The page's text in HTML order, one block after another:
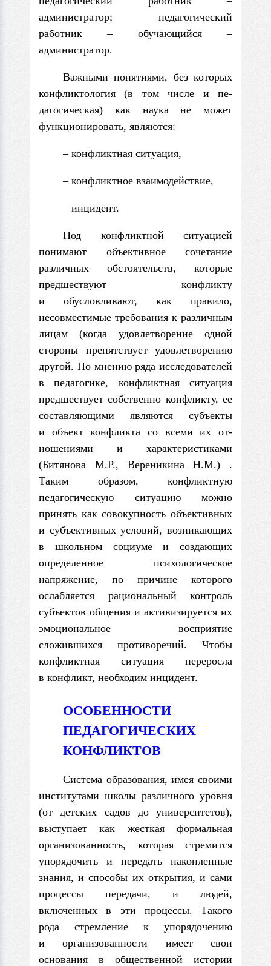
администратор; педагогический
работник – обучающийся –
администратор.
Важными понятиями, без которых
конфликтология (в том числе и пе­
дагогическая) как наука не может
функционировать, являются:
– конфликтная ситуация,
– конфликтное взаимодействие,
– инцидент.
Под конфликтной ситуацией
понимают объективное сочетание
различных обстоятельств, которые
предшествуют конфликту
и обусловливают, как прави­ло,
несовместимые требования к различным
лицам (когда удовлетворение одной
стороны препятствует удовлетворению
другой. По мнению ряда исследовате­лей
в педагогике, конфликтная ситуация
предшествует собственно конфликту, ее
составляющими являются субъекты
и объект конфликта со всеми их от­
ношениями и характеристиками
(Битянова М.Р., Вереникина Н.М.) .
Таким образом, конфликтную
педагогическую ситуацию можно
принять как совокуп­ность объективных
и субъективных условий, возникающих
в школьном социуме и создающих
определенное психологическое
напряжение, по причине которого
ослабляется рациональный контроль
субъектов общения и активизируется их
эмоциональное восприятие
сложившихся противоречий. Чтобы
конфликтная ситуация переросла
в конфликт, необходим инцидент.
ОСОБЕННОСТИ
ПЕДАГОГИЧЕСКИХ
КОНФЛИКТОВ
Система образования, имея своими
институтами школы различного уровня
(от детских садов до университетов),
выступает как жесткая формальная
организованность, которая стремится
упорядочить и передать накопленные
знания, и способы их открытия, и сами
процессы передачи, и людей,
включенных в эти процессы. Такого
рода стремление к упорядочению
и организованности имеет свои
основания в общественной истории